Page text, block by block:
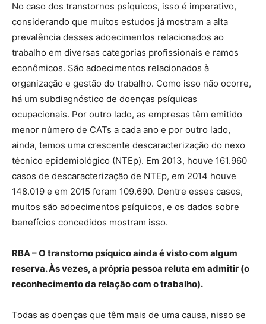
No caso dos transtornos psíquicos, isso é imperativo,
considerando que muitos estudos já mostram a alta
prevalência desses adoecimentos relacionados ao
trabalho em diversas categorias profissionais e ramos
econômicos. São adoecimentos relacionados à
organização e gestão do trabalho. Como isso não ocorre,
há um subdiagnóstico de doenças psíquicas
ocupacionais. Por outro lado, as empresas têm emitido
menor número de CATs a cada ano e por outro lado,
ainda, temos uma crescente descaracterização do nexo
técnico epidemiológico (NTEp). Em 2013, houve 161.960
casos de descaracterização de NTEp, em 2014 houve
148.019 e em 2015 foram 109.690. Dentre esses casos,
muitos são adoecimentos psíquicos, e os dados sobre
benefícios concedidos mostram isso.
RBA – O transtorno psíquico ainda é visto com algum
reserva. Às vezes, a própria pessoa reluta em admitir (o
reconhecimento da relação com o trabalho).
Todas as doenças que têm mais de uma causa, nisso se